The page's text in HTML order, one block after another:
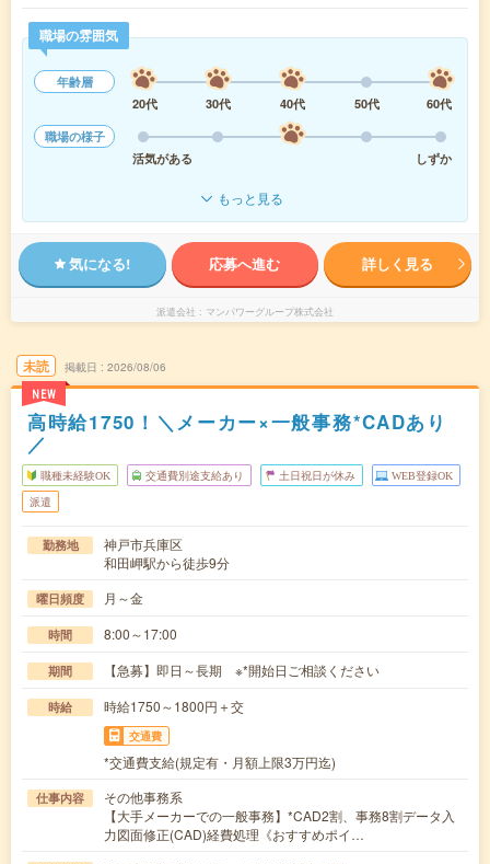
職場の雰囲気
年齢層
20代
30代 40代 50代
60代
職場の様子
活気がある
しずか
もっと見る
気になる! 応募へ進む 詳しく見る
派遣会社 マンパワーグループ株式会社
未読
NEW
掲載日 2026/08/06
高時給1750！＼メーカー×一般事務*CADあり
／
職種未経験OK 交通費別途支給あり 土日祝日が休み WEB登録OK
派遣
勤務地
神戸市兵庫区
和田岬駅から徒歩9分
曜日頻度 月～金
時間 8:00～17:00
期間 【急募】即日～長期 ※*開始日ご相談ください
時給 時給1750～1800円＋交
交通費
*交通費支給(規定有・月額上限3万円迄)
仕事内容
その他事務系
【大手メーカーでの一般事務】*CAD2割、事務8割データ入
力図面修正(CAD)経費処理《おすすめポイ…